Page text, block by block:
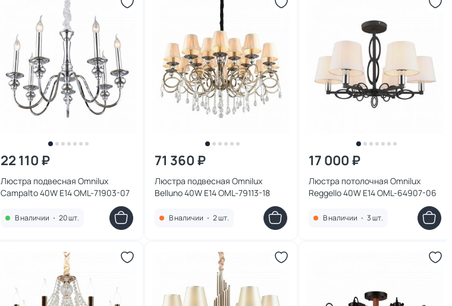
22 110 ₽
Люстра подвесная Omnilux
Campalto 40W E14 OML-71903-07
В наличии • 20 шт.
71 360 ₽
Люстра подвесная Omnilux
Belluno 40W E14 OML-79113-18
В наличии • 2 шт.
17 000 ₽
Люстра потолочная Omnilux
Reggello 40W E14 OML-64907-06
В наличии • 3 шт.